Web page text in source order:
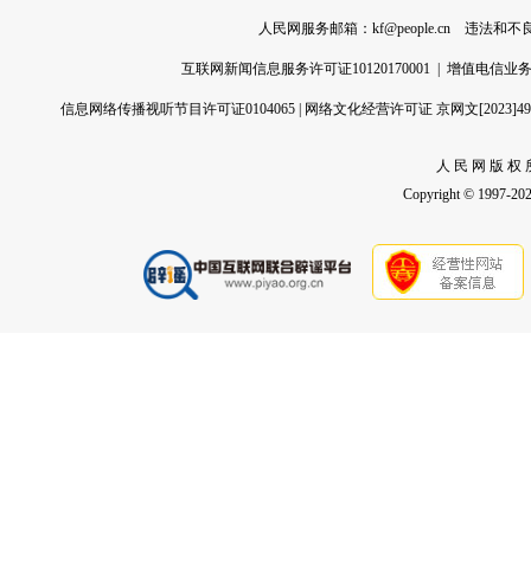
人民网服务邮箱： kf@people.cn 违法和不
互联网新闻信息服务许可证10120170001 增值电信业
信息网络传播视听节目许可证0104065 网络文化经营许可证 京网文
人 民 网 版 权
Copyright © 1997-